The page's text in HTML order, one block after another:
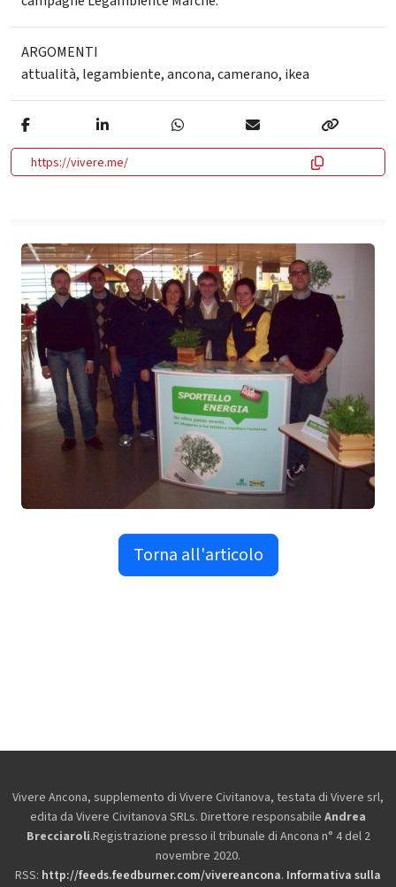
ARGOMENTI
attualità, legambiente,ancona,camerano, ikea
https://vivere.me/
Torna all'articolo
Vivere Ancona, supplemento di Vivere Civitanova, testata di Vivere srl,
edita da Vivere Civitanova SRLs. Direttore responsabile Andrea
Brecciaroli.Registrazione presso il tribunale di Ancona n° 4 del 2
novembre 2020.
RSS: http://feeds.feedburner.com/vivereancona. Informativa sulla